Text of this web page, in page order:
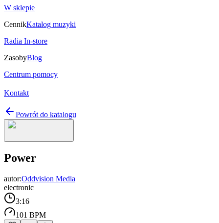
W sklepie
CennikKatalog muzyki
Radia In-store
ZasobyBlog
Centrum pomocy
Kontakt
Powrót do katalogu
Power
autor:Oddvision Media
electronic
3:16
101 BPM